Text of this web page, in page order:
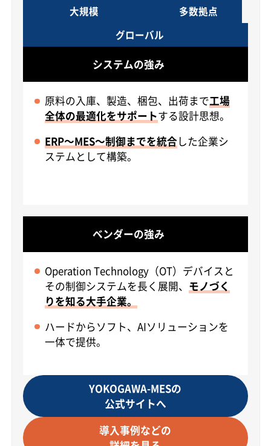
大規模
多数拠点
グローバル
システムの強み
原料の入庫、製造、梱包、出荷まで工場
全体の最適化をサポートする設計思想。
ERP～MES～制御までを統合した企業シ
ステムとして構築。
ベンダーの強み
Operation Technology（OT）デバイスと
その制御システムを長く展開、 モノづく
りを知る大手企業。
ハードからソフト、AIソリューションを
一体で提供。
YOKOGAWA-MESの
公式サイトへ
導入事例などの